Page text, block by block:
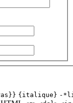
{italique} -